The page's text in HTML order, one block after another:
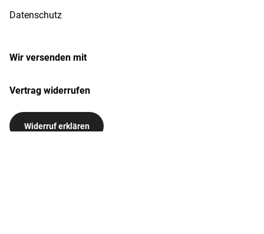
Datenschutz
Wir versenden mit
Vertrag widerrufen
Widerruf erklären